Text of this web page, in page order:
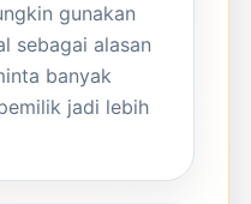
gunakan
sebagai alasan
banyak
jadi lebih